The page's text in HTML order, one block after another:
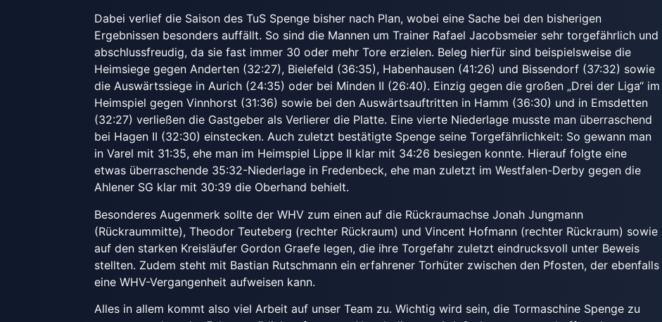
Dabei verlief die Saison des TuS Spenge bisher nach Plan, wobei eine Sache bei den bisherigen
Ergebnissen besonders auffällt. So sind die Mannen um Trainer Rafael Jacobsmeier sehr torgefährlich und
abschlussfreudig, da sie fast immer 30 oder mehr Tore erzielen. Beleg hierfür sind beispielsweise die
Heimsiege gegen Anderten (32:27), Bielefeld (36:35), Habenhausen (41:26) und Bissendorf (37:32) sowie
die Auswärtssiege in Aurich (24:35) oder bei Minden II (26:40). Einzig gegen die großen „Drei der Liga“ im
Heimspiel gegen Vinnhorst (31:36) sowie bei den Auswärtsauftritten in Hamm (36:30) und in Emsdetten
(32:27) verließen die Gastgeber als Verlierer die Platte. Eine vierte Niederlage musste man überraschend
bei Hagen II (32:30) einstecken. Auch zuletzt bestätigte Spenge seine Torgefährlichkeit: So gewann man
in Varel mit 31:35, ehe man im Heimspiel Lippe II klar mit 34:26 besiegen konnte. Hierauf folgte eine
etwas überraschende 35:32-Niederlage in Fredenbeck, ehe man zuletzt im Westfalen-Derby gegen die
Ahlener SG klar mit 30:39 die Oberhand behielt.
Besonderes Augenmerk sollte der WHV zum einen auf die Rückraumachse Jonah Jungmann
(Rückraummitte), Theodor Teuteberg (rechter Rückraum) und Vincent Hofmann (rechter Rückraum) sowie
auf den starken Kreisläufer Gordon Graefe legen, die ihre Torgefahr zuletzt eindrucksvoll unter Beweis
stellten. Zudem steht mit Bastian Rutschmann ein erfahrener Torhüter zwischen den Pfosten, der ebenfalls
eine WHV-Vergangenheit aufweisen kann.
Alles in allem kommt also viel Arbeit auf unser Team zu. Wichtig wird sein, die Tormaschine Spenge zu